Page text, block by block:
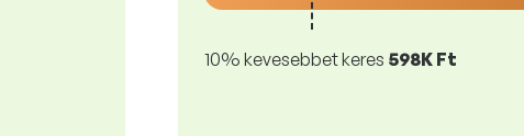
10% kevesebbet keres 598K Ft